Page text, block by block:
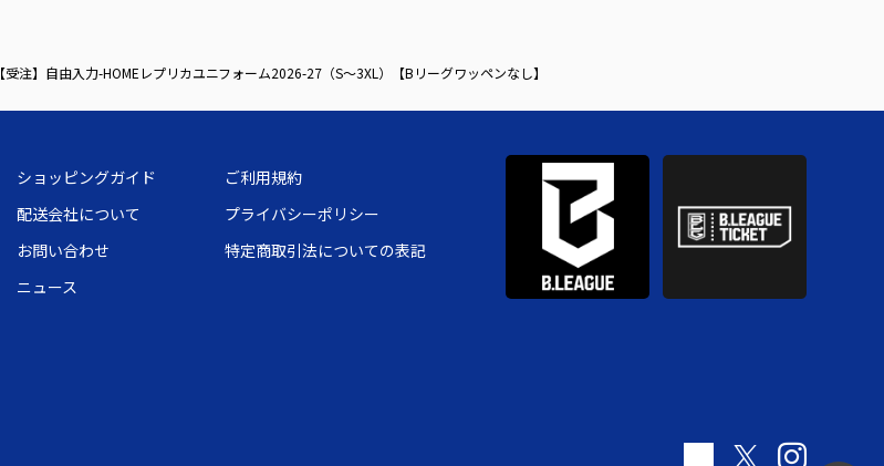
【受注】自由入力-HOMEレプリカユニフォーム2026-27（S～3XL）【Bリーグワッペンなし】
ショッピングガイド
配送会社について
お問い合わせ
ニュース
ご利用規約
プライバシーポリシー
特定商取引法についての表記